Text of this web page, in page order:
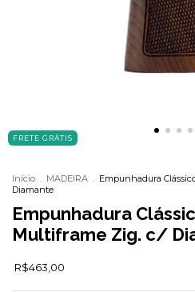
FRETE GRÁTIS
Início . MADEIRA . Empunhadura
Diamante
Empunhadura
Multiframe Zig. c/
R$463,00